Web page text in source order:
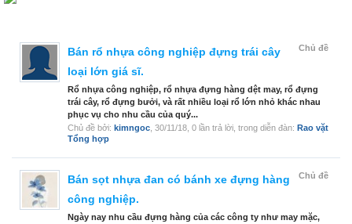
Chủ đề
Bán rổ nhựa công nghiệp đựng trái cây
loại lớn giá sĩ.
Rổ nhựa công nghiệp, rổ nhựa đựng hàng dệt may, rổ đựng
trái cây, rổ đựng bưởi, và rất nhiều loại rổ lớn nhỏ khác nhau
phục vụ cho nhu cầu của quý...
Chủ đề bởi: kimngoc 30/11/18 , 0 lần trả lời, trong diễn đàn: Rao vặt
Tổng hợp
Chủ đề
Bán sọt nhựa đan có bánh xe đựng hàng
công nghiệp.
Ngày nay nhu cầu đựng hàng của các công ty như may mặc,